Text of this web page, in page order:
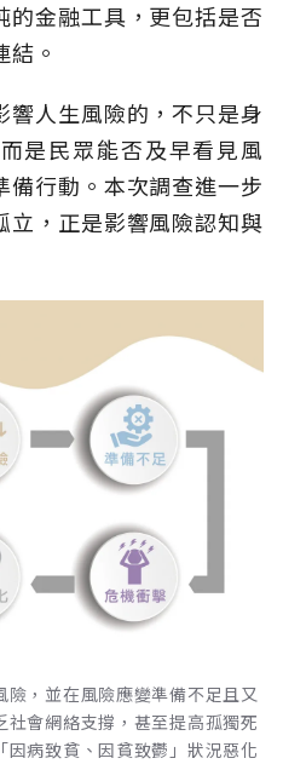
金融工具，更包括是否
。
人生風險的，不只是身
是民眾能否及早看見風
備行動。本次調查進一步
立，正是影響風險認知與
，並在風險應變準備不足且又
會網絡支撐，甚至提高孤獨死
病致貧、因貧致鬱」狀況惡化